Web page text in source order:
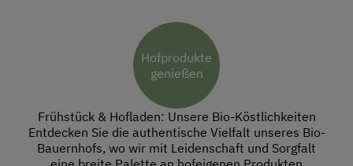
Hofprodukte
genießen
Frühstück & Hofladen: Unsere Bio-Köstlichkeiten
Entdecken Sie die authentische Vielfalt unseres Bio-
Bauernhofs, wo wir mit Leidenschaft und Sorgfalt